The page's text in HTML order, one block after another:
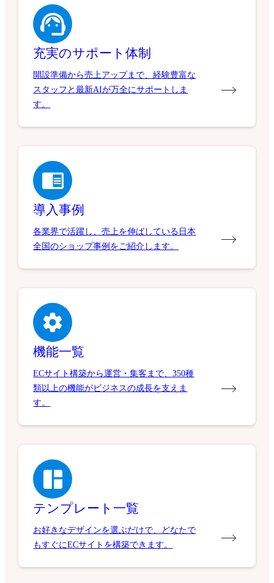
充実のサポート体制
開設準備から売上アップまで、経験豊富な
スタッフと最新AIが万全にサポートしま
す。
導入事例
各業界で活躍し、売上を伸ばしている日本
全国のショップ事例をご紹介します。
機能一覧
ECサイト構築から運営・集客まで、350種
類以上の機能がビジネスの成長を支えま
す。
テンプレート一覧
お好きなデザインを選ぶだけで、どなたで
もすぐにECサイトを構築できます。